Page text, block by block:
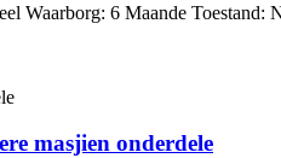
Waarborg: 6 Maande Toestand:
masjien onderdele